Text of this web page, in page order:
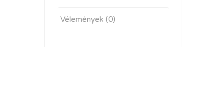
Vélemények (0)